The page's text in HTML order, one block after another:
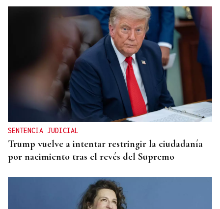
SENTENCIA JUDICIAL
Trump vuelve a intentar restringir la ciudadanía
por nacimiento tras el revés del Supremo